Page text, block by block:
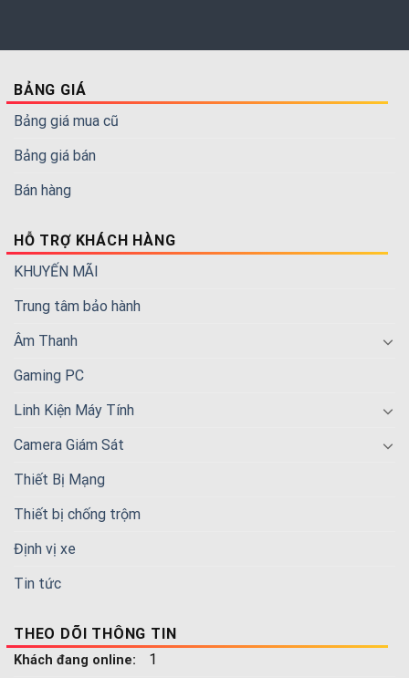
BẢNG GIÁ
Bảng giá mua cũ
Bảng giá bán
Bán hàng
HỖ TRỢ KHÁCH HÀNG
KHUYẾN MÃI
Trung tâm bảo hành
Âm Thanh
Gaming PC
Linh Kiện Máy Tính
Camera Giám Sát
Thiết Bị Mạng
Thiết bị chống trộm
Định vị xe
Tin tức
THEO DÕI THÔNG TIN
Khách đang online: 1